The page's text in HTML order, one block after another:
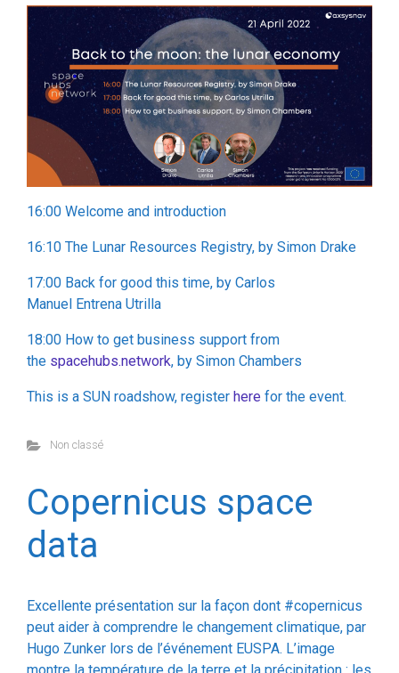
16:00 Welcome and introduction
Manuel Entrena Utrilla
18:00 How to get business support from
thespacehubs.network
This is a SUN roadshow, registerherefor the event.
Non classé
Copernicus space
data
Excellente présentation sur la façon dont #copernicus
Hugo Zunker lors de l’événement EUSPA. L’image
montre la température de la terre et la précipitation : les
changements estimés jusqu’en 2090.